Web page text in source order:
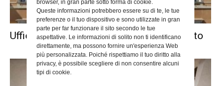
browser, in gran parte sotto forma di cookie.
Queste informazioni potrebbero essere su di te, le tue
preferenze o il tuo dispositivo e sono utilizzate in gran
parte per far funzionare il sito secondo le tue
aspettative. Le informazioni di solito non ti identificano
direttamente, ma possono fornire un'esperienza Web
più personalizzata. Poiché rispettiamo il tuo diritto alla
privacy, è possibile scegliere di non consentire alcuni
tipi di cookie.
Uffici del Vicariato chiusi fino al 21 agosto